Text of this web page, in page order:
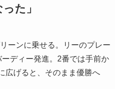
た」
ーンに乗せる。リーのプレー
ディー発進。2番では手前か
広げると、そのまま優勝へ